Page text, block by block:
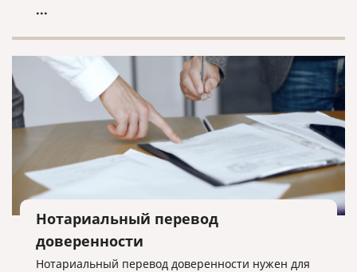
...
Нотариальный перевод
доверенности
Нотариальный перевод доверенности нужен для